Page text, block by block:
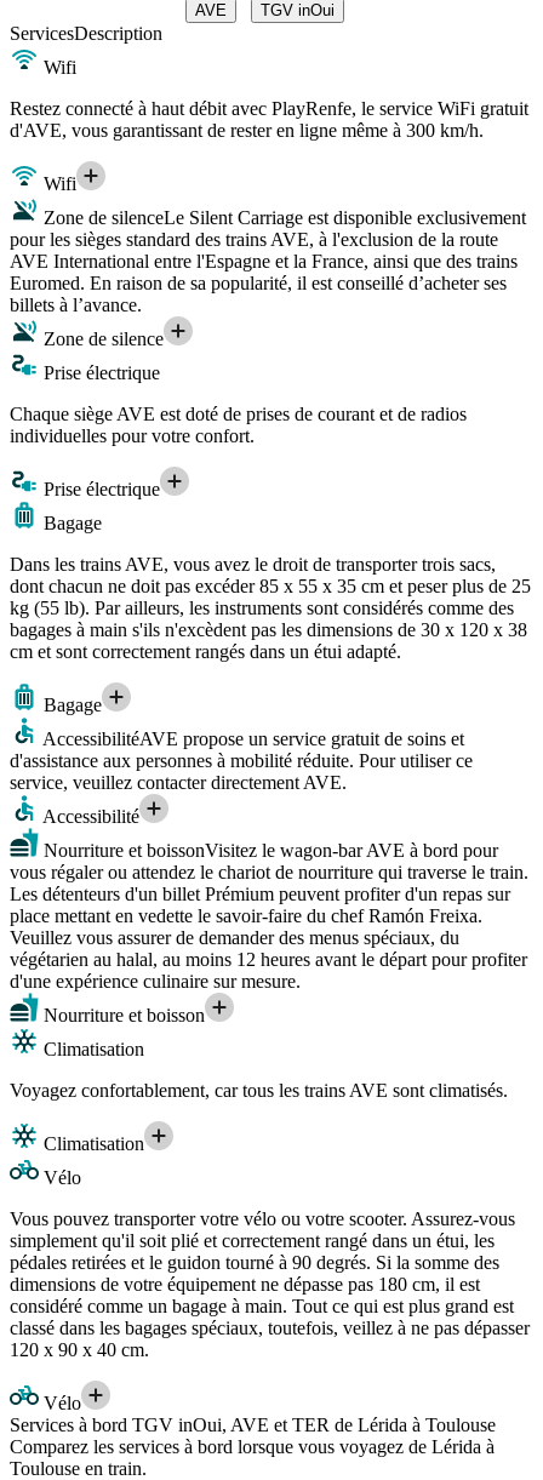
AVE TGV inOui
ServicesDescription
Wifi
Restez connecté à haut débit avec PlayRenfe, le service WiFi gratuit
d'AVE, vous garantissant de rester en ligne même à 300 km/h.
Wifi
Zone de silenceLe Silent Carriage est disponible exclusivement
pour les sièges standard des trains AVE, à l'exclusion de la route
AVE International entre l'Espagne et la France, ainsi que des trains
Euromed. En raison de sa popularité, il est conseillé d’acheter ses
billets à l’avance.
Zone de silence
Prise électrique
Chaque siège AVE est doté de prises de courant et de radios
individuelles pour votre confort.
Prise électrique
Bagage
Dans les trains AVE, vous avez le droit de transporter trois sacs,
dont chacun ne doit pas excéder 85 x 55 x 35 cm et peser plus de 25
kg (55 lb). Par ailleurs, les instruments sont considérés comme des
bagages à main s'ils n'excèdent pas les dimensions de 30 x 120 x 38
cm et sont correctement rangés dans un étui adapté.
Bagage
AccessibilitéAVE propose un service gratuit de soins et
d'assistance aux personnes à mobilité réduite. Pour utiliser ce
service, veuillez contacter directement AVE.
Accessibilité
Nourriture et boissonVisitez le wagon-bar AVE à bord pour
vous régaler ou attendez le chariot de nourriture qui traverse le train.
Les détenteurs d'un billet Prémium peuvent profiter d'un repas sur
place mettant en vedette le savoir-faire du chef Ramón Freixa.
Veuillez vous assurer de demander des menus spéciaux, du
végétarien au halal, au moins 12 heures avant le départ pour profiter
d'une expérience culinaire sur mesure.
Nourriture et boisson
Climatisation
Voyagez confortablement, car tous les trains AVE sont climatisés.
Climatisation
Vélo
Vous pouvez transporter votre vélo ou votre scooter. Assurez-vous
simplement qu'il soit plié et correctement rangé dans un étui, les
pédales retirées et le guidon tourné à 90 degrés. Si la somme des
dimensions de votre équipement ne dépasse pas 180 cm, il est
considéré comme un bagage à main. Tout ce qui est plus grand est
classé dans les bagages spéciaux, toutefois, veillez à ne pas dépasser
120 x 90 x 40 cm.
Vélo
Services à bord TGV inOui, AVE et TER de Lérida à Toulouse
Comparez les services à bord lorsque vous voyagez de Lérida à
Toulouse en train.